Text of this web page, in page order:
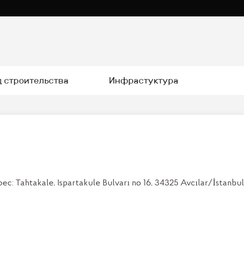
строительства Инфрастуктура
Tahtakale, Ispartakule Bulvarı no 16, 34325 Avcılar/İstanbul